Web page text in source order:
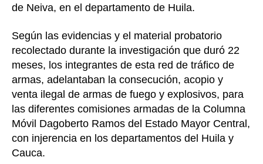
de Neiva, en el departamento de Huila.
Según las evidencias y el material probatorio
recolectado durante la investigación que duró 22
meses, los integrantes de esta red de tráfico de
armas, adelantaban la consecución, acopio y
venta ilegal de armas de fuego y explosivos, para
las diferentes comisiones armadas de la Columna
Móvil Dagoberto Ramos del Estado Mayor Central,
con injerencia en los departamentos del Huila y
Cauca.